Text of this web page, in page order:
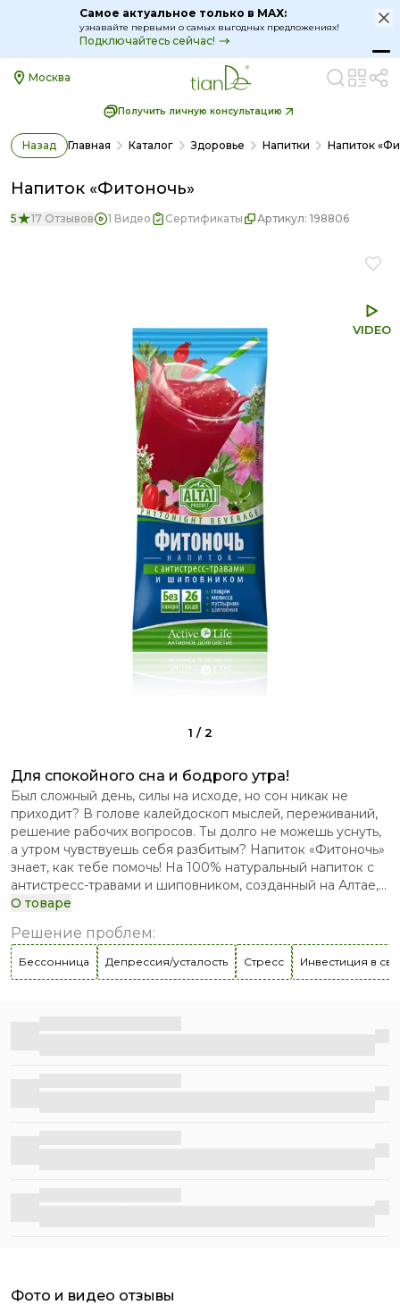
Самое актуальное только в MAX:
узнавайте первыми о самых выгодных предложениях!
Подключайтесь сейчас!
Москва
Получить личную консультацию
Назад Главная Каталог Здоровье Напитки Напиток
Напиток «Фитоночь»
5 17 Отзывов 1 Видео Сертификаты Артикул: 198806
VIDEO
1 /2
Для спокойного сна и бодрого утра!
Был сложный день, силы на исходе, но сон никак не
приходит? В голове калейдоскоп мыслей, переживаний,
решение рабочих вопросов. Ты долго не можешь уснуть,
а утром чувствуешь себя разбитым? Напиток «Фитоночь»
знает, как тебе помочь! На 100% натуральный напиток с
антистресс-травами и шиповником, созданный на Алтае,
поможет расслабиться перед сном, снять напряжение,
настроением. Растительный комплекс в составе напитка
способствует стабилизации работы нервной системы,
восстановлению работы биоритмов и полноценному
О товаре
Решение проблем:
Бессонница Депрессия/усталость Стресс Инвестиция в
фото и видео отзывы